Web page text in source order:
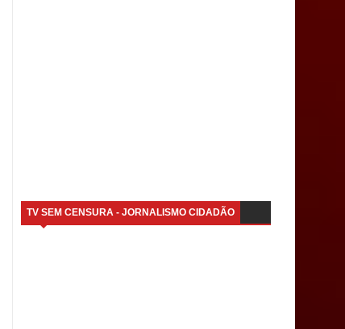
TV SEM CENSURA - JORNALISMO CIDADÃO